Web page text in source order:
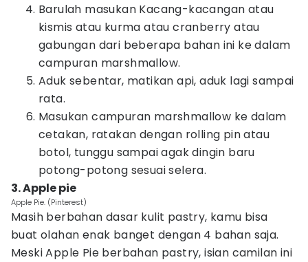
Barulah masukan Kacang-kacangan atau
kismis atau kurma atau cranberry atau
gabungan dari beberapa bahan ini ke dalam
campuran marshmallow.
Aduk sebentar, matikan api, aduk lagi sampai
rata.
Masukan campuran marshmallow ke dalam
cetakan, ratakan dengan rolling pin atau
botol, tunggu sampai agak dingin baru
potong-potong sesuai selera.
3. Apple pie
Apple Pie. (Pinterest)
Masih berbahan dasar kulit pastry, kamu bisa
buat olahan enak banget dengan 4 bahan saja.
Meski Apple Pie berbahan pastry, isian camilan ini